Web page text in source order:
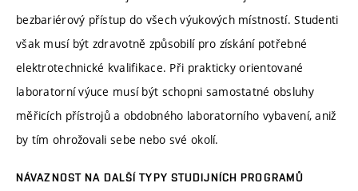
bezbariérový přístup do všech výukových místností. Studenti
však musí být zdravotně způsobilí pro získání potřebné
elektrotechnické kvalifikace. Při prakticky orientované
laboratorní výuce musí být schopni samostatné obsluhy
měřicích přístrojů a obdobného laboratorního vybavení, aniž
by tím ohrožovali sebe nebo své okolí.
NÁVAZNOST NA DALŠÍ TYPY STUDIJNÍCH PROGRAMŮ